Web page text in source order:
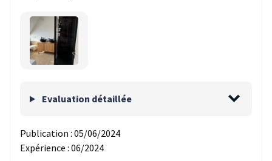
Evaluation détaillée
Publication : 05/06/2024
Expérience : 06/2024